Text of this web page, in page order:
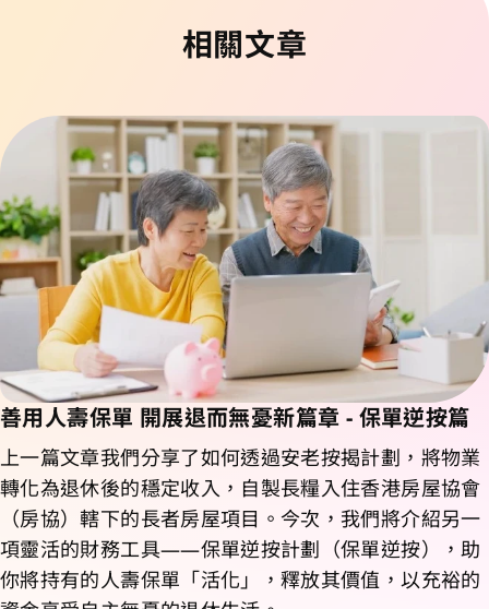
相關文章
善用人壽保單 開展退而無憂新篇章 - 保單逆按篇
上一篇文章我們分享了如何透過安老按揭計劃，將物業
轉化為退休後的穩定收入，自製長糧入住香港房屋協會
（房協）轄下的長者房屋項目。今次，我們將介紹另一
項靈活的財務工具——保單逆按計劃（保單逆按），助
你將持有的人壽保單「活化」，釋放其價值，以充裕的